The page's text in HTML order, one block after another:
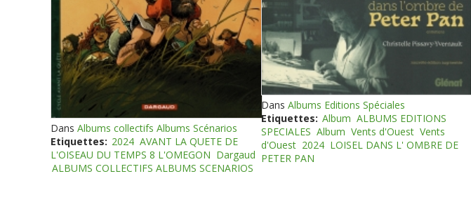
Dans Albums collectifs Albums Scénarios
Etiquettes: 2024 AVANT LA QUETE DE
L'OISEAU DU TEMPS 8 L'OMEGON Dargaud
ALBUMS COLLECTIFS ALBUMS SCENARIOS
Dans Albums Editions Spéciales
Etiquettes: Album ALBUMS EDITIONS
SPECIALES Album Vents d'Ouest Vents
d'Ouest 2024 LOISEL DANS L' OMBRE DE
PETER PAN